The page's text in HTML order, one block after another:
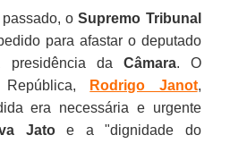
passado, oSupremo Tribunal
para afastar o deputado
presidência da Câmara. O
República,
Rodrigo Janot,
era necessária e urgente
Jatoe a "dignidade do